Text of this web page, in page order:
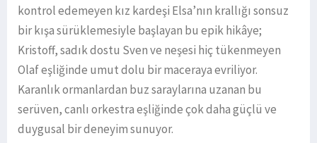
kontrol edemeyen kız kardeşi Elsa’nın krallığı sonsuz
bir kışa sürüklemesiyle başlayan bu epik hikâye;
Kristoff, sadık dostu Sven ve neşesi hiç tükenmeyen
Olaf eşliğinde umut dolu bir maceraya evriliyor.
Karanlık ormanlardan buz saraylarına uzanan bu
serüven, canlı orkestra eşliğinde çok daha güçlü ve
duygusal bir deneyim sunuyor.